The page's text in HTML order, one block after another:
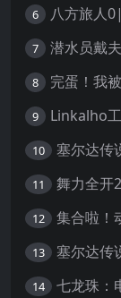
6 八方旅人
7 潜水员戴
8 完蛋！我
9 Linkalho
10
11 舞力全开
12
13
14